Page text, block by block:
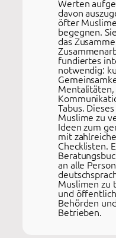
Werten
davon
öfter
begegnen.
das
fundiertes
notwendig:
Tabus.
Muslime zu
Ideen zum
mit
Checklisten.
an alle
Muslimen zu
und
Behörden
Betrieben.